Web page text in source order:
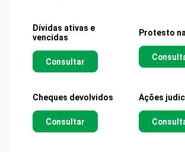
Dívidas ativas e
vencidas
Consultar
Protesto
Cheques devolvidos
Consultar
Ações